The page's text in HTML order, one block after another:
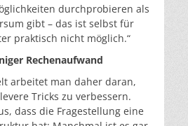
durchprobieren als
gibt – das ist selbst für
praktisch nicht möglich.“
Rechenaufwand
arbeitet man daher daran,
Tricks zu verbessern.
dass die Fragestellung eine